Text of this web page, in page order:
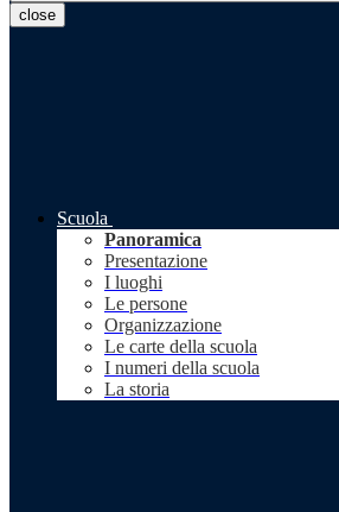
close
Scuola
Panoramica
Presentazione
I luoghi
Le persone
Organizzazione
Le carte della scuola
I numeri della scuola
La storia